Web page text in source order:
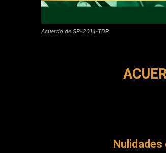
Acuerdo de SP-2014-TDP